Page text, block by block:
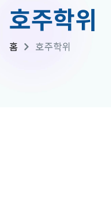
호주학위
홈 호주학위